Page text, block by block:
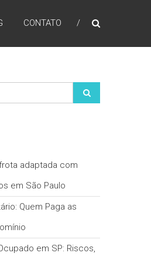
CONTATO
adaptada com
em São Paulo
Quem Paga as
em SP: Riscos,